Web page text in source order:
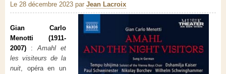
Le 28 décembre 2023 par Jean Lacroix
Gian Carlo
Menotti (1911-
2007) :Amahl et
les visiteurs de la
nuit, opéra en un